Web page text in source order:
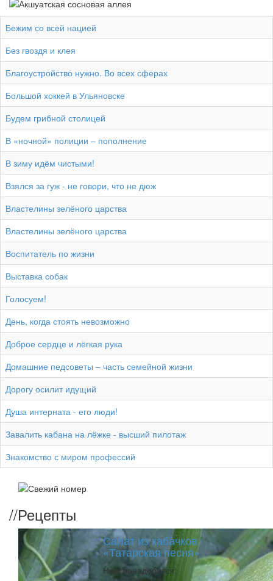
Бежим со всей нацией
Без гвоздя и клея
Благоустройство нужно. Во всех сферах
Большой хоккей в Ульяновске
Будем грибной столицей
В «ночной» полиции – пополнение
В зиму идём чистыми!
Взялся за гуж - не говори, что не дюж
Властелины зелёного царства
Властелины зелёного царства
Воспитатель по жизни
Выставка собак
Голосуем!
День, когда стоять невозможно
Доброе сердце и лёгкая рука
Домашние педсоветы – часть семейной жизни
Дорогу осилит идущий
Душа интерната - его люди!
Завалить кабана на лёжке - высший пилотаж
Знакомство с миром профессий
//Рецепты
Салат из кабачков
«Татарская песня»
Нам понадобится: